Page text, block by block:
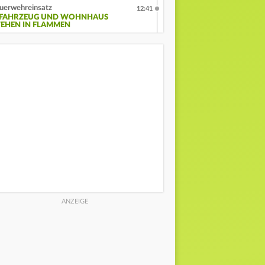
UND WOHNHAUS
IN FLAMMEN
12:41